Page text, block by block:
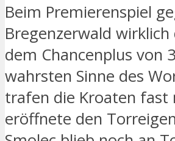
Beim Premierenspiel
Bregenzerwald
dem Chancenplus von
wahrsten Sinne des
trafen die Kroaten fast
eröffnete den